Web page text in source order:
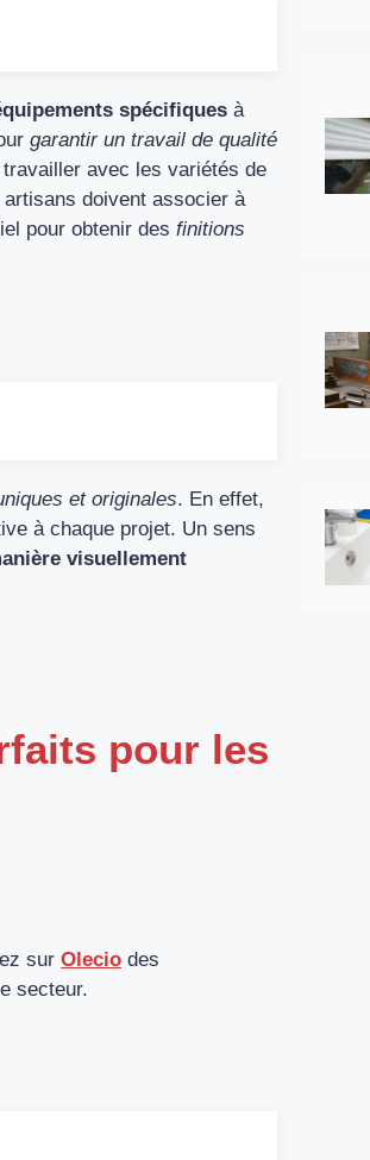
spécifiques à
garantir un travail de qualité
avec les variétés de
doivent associer à
pour obtenir des finitions
et originales. En effet,
à chaque projet. Un sens
visuellement
pour les
sur Olecio des
secteur.